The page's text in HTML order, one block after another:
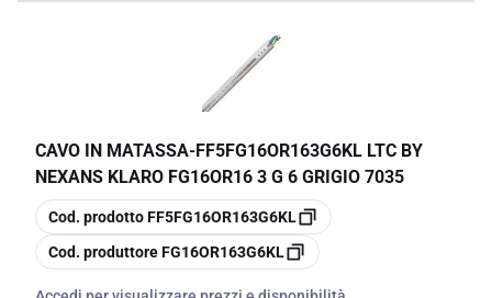
CAVO IN MATASSA-FF5FG16OR163G6KL LTC BY
NEXANS KLARO FG16OR16 3 G 6 GRIGIO 7035
copia
Cod. prodottoFF5FG16OR163G6KL
copia
Cod. produttoreFG16OR163G6KL